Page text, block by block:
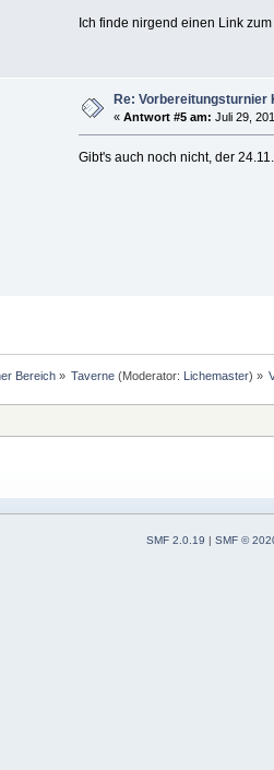
Ich finde nirgend einen Link
Re:
« Antwort #5 am: Juli 29,
Gibt's auch noch nicht, der
Bereich» Taverne(Moderator: Lichemaster) »
SMF 2.0.19 | SMF ©